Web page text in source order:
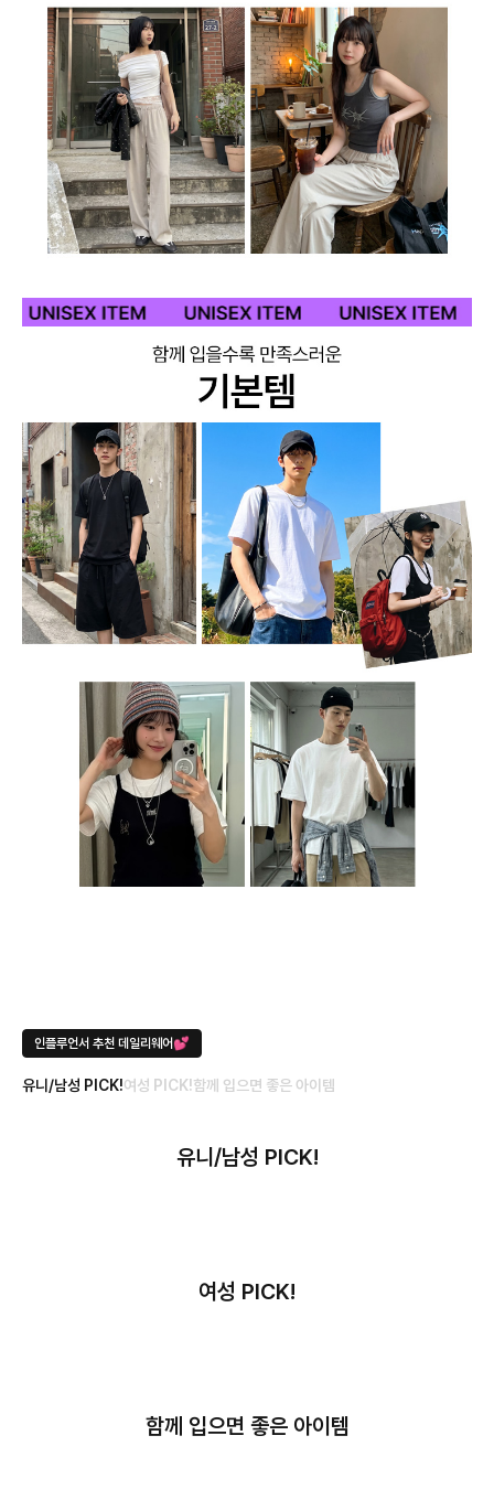
인플루언서 추천 데일리웨어💕
유니/남성 PICK!여성 PICK!함께 입으면 좋은 아이템
유니/남성 PICK!
여성 PICK!
함께 입으면 좋은 아이템